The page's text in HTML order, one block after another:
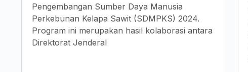
Pengembangan Sumber Daya Manusia
Perkebunan Kelapa Sawit (SDMPKS) 2024.
Program ini merupakan hasil kolaborasi antara
Direktorat Jenderal